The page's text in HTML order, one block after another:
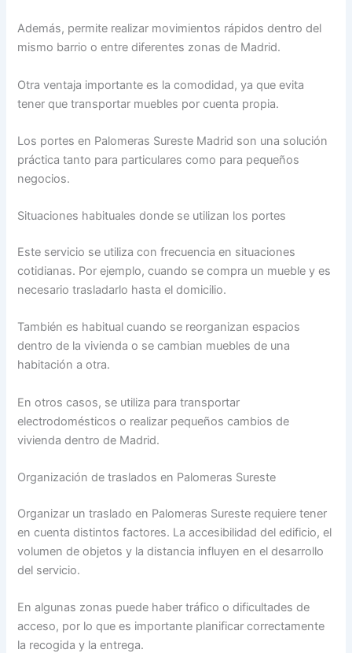
Además, permite realizar movimientos rápidos dentro del
mismo barrio o entre diferentes zonas de Madrid.
Otra ventaja importante es la comodidad, ya que evita
tener que transportar muebles por cuenta propia.
Los portes en Palomeras Sureste Madrid son una solución
práctica tanto para particulares como para pequeños
negocios.
Situaciones habituales donde se utilizan los portes
Este servicio se utiliza con frecuencia en situaciones
cotidianas. Por ejemplo, cuando se compra un mueble y es
necesario trasladarlo hasta el domicilio.
También es habitual cuando se reorganizan espacios
dentro de la vivienda o se cambian muebles de una
habitación a otra.
En otros casos, se utiliza para transportar
electrodomésticos o realizar pequeños cambios de
vivienda dentro de Madrid.
Organización de traslados en Palomeras Sureste
Organizar un traslado en Palomeras Sureste requiere tener
en cuenta distintos factores. La accesibilidad del edificio, el
volumen de objetos y la distancia influyen en el desarrollo
del servicio.
En algunas zonas puede haber tráfico o dificultades de
acceso, por lo que es importante planificar correctamente
la recogida y la entrega.